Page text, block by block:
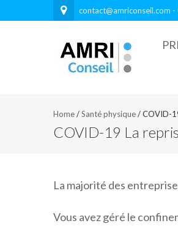
contact@amriconseil.com
Home/Santé physique/COVID-
COVID-19 La
La majorité des
Vous avez géré le